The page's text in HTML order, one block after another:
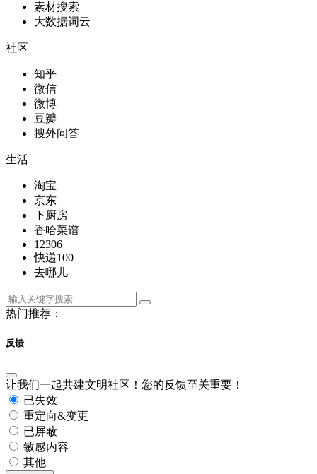
素材搜索
大数据词云
社区
知乎
微信
微博
豆瓣
搜外问答
生活
淘宝
京东
下厨房
香哈菜谱
12306
快递100
去哪儿
热门推荐：
反馈
让我们一起共建文明社区！您的反馈至关重要！
已失效
重定向&变更
已屏蔽
敏感内容
其他